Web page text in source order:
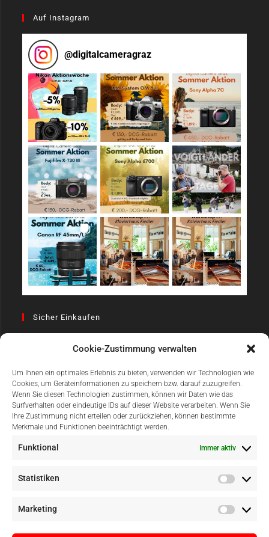
Cookie-Zustimmung verwalten
Um Ihnen ein optimales Erlebnis zu bieten, verwenden wir Technologien wie
Cookies, um Geräteinformationen zu speichern bzw. darauf zuzugreifen.
Wenn Sie diesen Technologien zustimmen, können wir Daten wie das
Surfverhalten oder eindeutige IDs auf dieser Website verarbeiten. Wenn Sie
Ihre Zustimmung nicht erteilen oder zurückziehen, können bestimmte
Merkmale und Funktionen beeinträchtigt werden.
Funktional Immer aktiv
Statistiken
Marketing
Auf Instagram
@digitalcameragraz
Sicher Einkaufen
Einfach Online Bezahlen